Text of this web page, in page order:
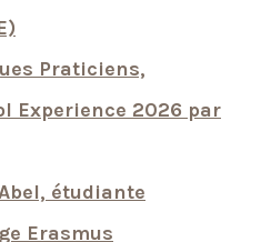
Praticiens,
Experience 2026 par
étudiante
Erasmus